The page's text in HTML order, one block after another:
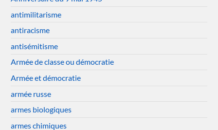
antimilitarisme
antiracisme
antisémitisme
Armée de classe ou démocratie
Armée et démocratie
armée russe
armes biologiques
armes chimiques